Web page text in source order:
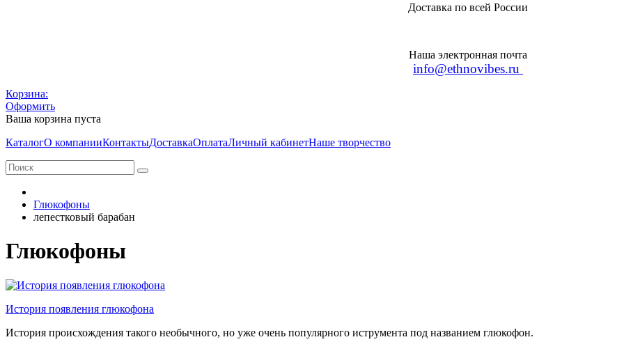
Доставка по всей России
Наша электронная почта
info@ethnovibes.ru
Корзина:
Оформить
Ваша корзина пуста
КаталогО компанииКонтактыДоставкаОплатаЛичный кабинетНаше творчество
Глюкофоны
лепестковый барабан
Глюкофоны
История появления глюкофона
История происхождения такого необычного, но уже очень популярного иструмента под названием глюкофон.